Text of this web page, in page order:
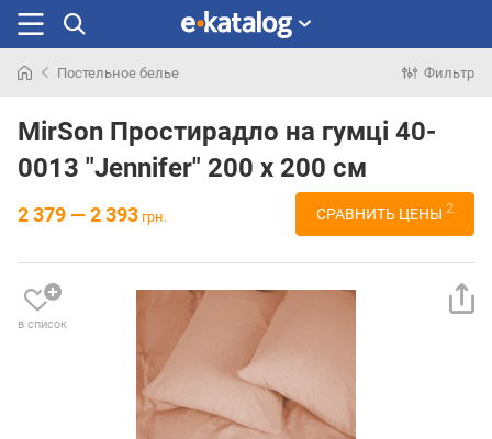
раньше
Постельное белье Фильтр
MirSon Простирадло на гумці 40-
0013 "Jennifer" 200 х 200 см
2 379 — 2 393 грн. СРАВНИТЬ ЦЕНЫ 2
в список